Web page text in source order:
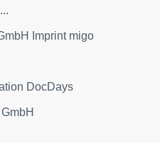
Imprint migo
DocDays